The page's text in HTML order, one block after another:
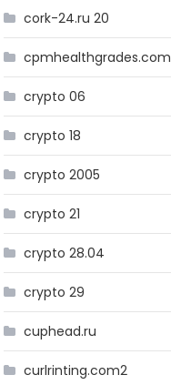
cork-24.ru 20
cpmhealthgrades.com
crypto 06
crypto 18
crypto 2005
crypto 21
crypto 28.04
crypto 29
cuphead.ru
curlrinting.com2